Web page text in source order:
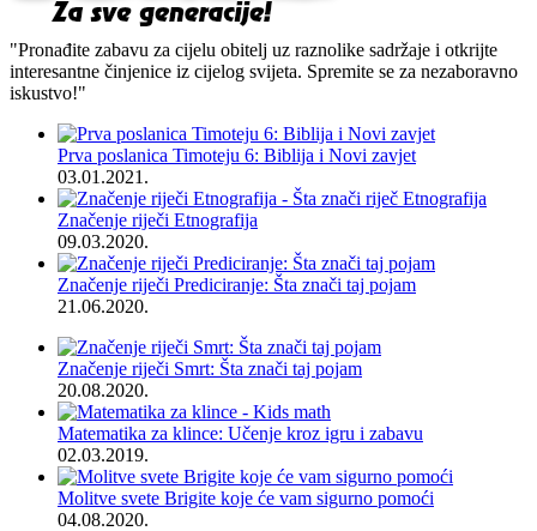
"Pronađite zabavu za cijelu obitelj uz raznolike sadržaje i otkrijte
interesantne činjenice iz cijelog svijeta. Spremite se za nezaboravno
iskustvo!"
Prva poslanica Timoteju 6: Biblija i Novi zavjet
03.01.2021.
Značenje riječi Etnografija
09.03.2020.
Značenje riječi Prediciranje: Šta znači taj pojam
21.06.2020.
Značenje riječi Smrt: Šta znači taj pojam
20.08.2020.
Matematika za klince: Učenje kroz igru i zabavu
02.03.2019.
Molitve svete Brigite koje će vam sigurno pomoći
04.08.2020.